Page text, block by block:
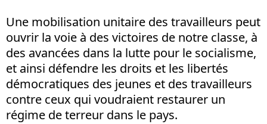
Une mobilisation unitaire des travailleurs peut
ouvrir la voie à des victoires de notre classe, à
des avancées dans la lutte pour le socialisme,
et ainsi défendre les droits et les libertés
démocratiques des jeunes et des travailleurs
contre ceux qui voudraient restaurer un
régime de terreur dans le pays.